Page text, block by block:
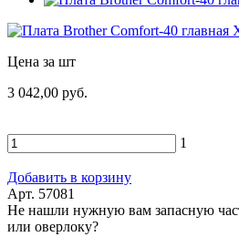
Цена за шт
3 042,00 руб.
1
Добавить в корзину
Арт. 57081
Не нашли нужную вам запасную
или оверлоку?